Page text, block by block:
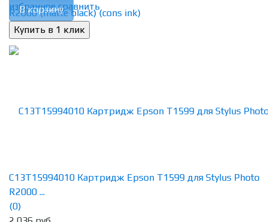
избранное сравнить
В корзину
C13T15994010 Картридж Epson T1599 для Stylus Photo
R2000 ...
(0)